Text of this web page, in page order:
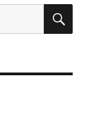
搜